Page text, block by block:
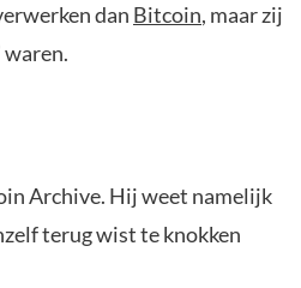
dan Bitcoin, maar zij
Archive. Hij weet namelijk
terug wist te knokken